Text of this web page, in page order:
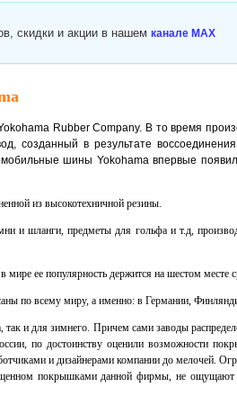
скидки и акции в нашем канале MAX
Rubber Company. В то время
созданный в результате
шины Yokohama впервые
из высокотехничной резины.
и шланги, предметы для гольфа и т.д,
ее популярность держится на шестом месте
по всему миру, а именно: в Германии,
и для зимнего. Причем сами заводы
по достоинству оценили возможности
и дизайнерами компании до мелочей.
покрышками данной фирмы, не